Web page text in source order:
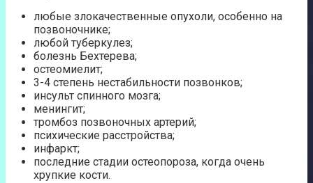
любые злокачественные опухоли, особенно на
позвоночнике;
любой туберкулез;
болезнь Бехтерева;
остеомиелит;
3-4 степень нестабильности позвонков;
инсульт спинного мозга;
менингит;
тромбоз позвоночных артерий;
психические расстройства;
инфаркт;
последние стадии остеопороза, когда очень
хрупкие кости.